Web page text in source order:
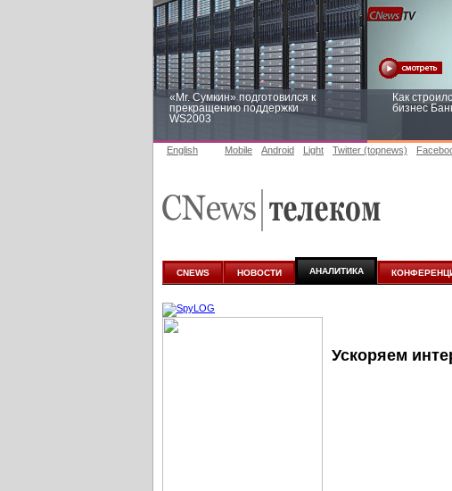
«Mr. Сумкин» подготовился к
прекращению поддержки
WS2003
Как
бизнес
аналитике
English Mobile Android Light Twitter (topnews)
CNEWS НОВОСТИ АНАЛИТИКА
Ускоряем